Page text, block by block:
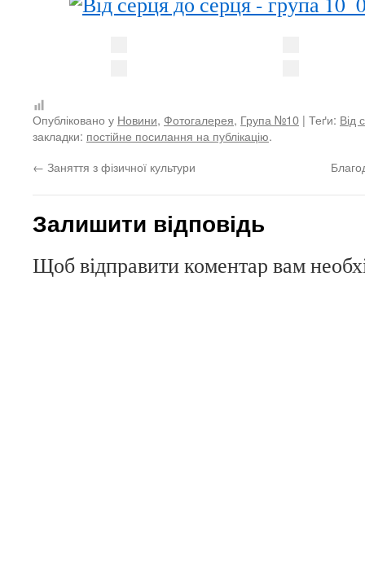
Опубліковано у Новини, Фотогалерея, Група №10 | Теґи: Від
закладки: постійне посилання на публікацію.
← Заняття з фізичної культури
Залишити відповідь
Щоб відправити коментар вам